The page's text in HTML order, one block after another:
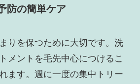
防の簡単ケア
りを保つために大切です。洗
メントを毛先中心につけるこ
ます。週に一度の集中トリー